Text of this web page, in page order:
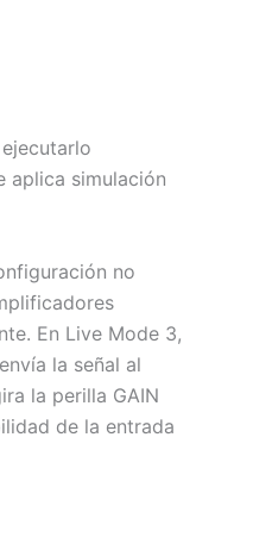
aplica simulación
no
En Live Mode 3,
la señal al
la perilla GAIN
de la entrada